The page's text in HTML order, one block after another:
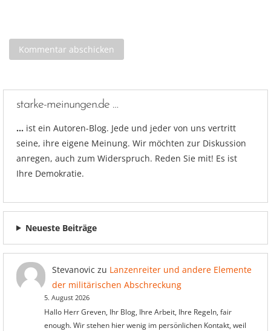
starke-meinungen.de …
… ist ein Autoren-Blog. Jede und jeder von uns vertritt
seine, ihre eigene Meinung. Wir möchten zur Diskussion
anregen, auch zum Widerspruch. Reden Sie mit! Es ist
Ihre Demokratie.
Neueste Beiträge
Stevanovic zu Lanzenreiter und andere Elemente
der militärischen Abschreckung
5. August 2026
Hallo Herr Greven, Ihr Blog, Ihre Arbeit, Ihre Regeln, fair
enough. Wir stehen hier wenig im persönlichen Kontakt, weil